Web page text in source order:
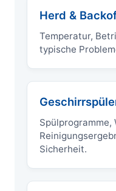
Herd &
Temperatur,
typische
Spülprogramme,
Sicherheit.